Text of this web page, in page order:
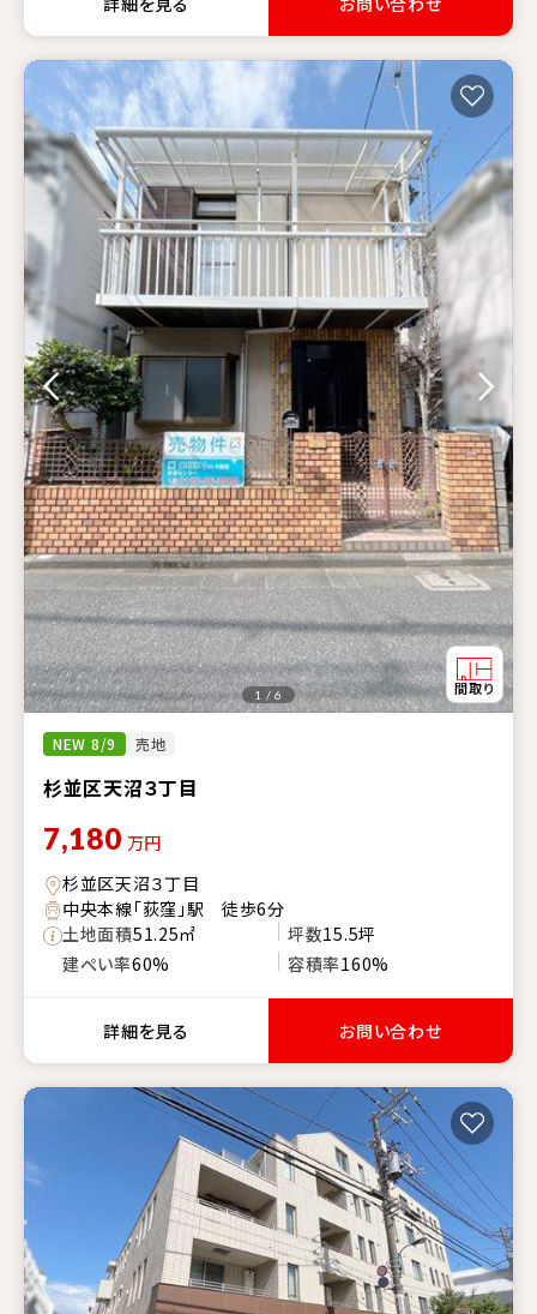
NEW 8/9 売地
杉並区天沼３丁目
1 / 6
7,180 万円
杉並区天沼３丁目
中央本線「荻窪」駅 徒歩6分
土地面積51.25㎡ 坪数15.5坪
建ぺい率60% 容積率160%
詳細を見る お問い合わせ